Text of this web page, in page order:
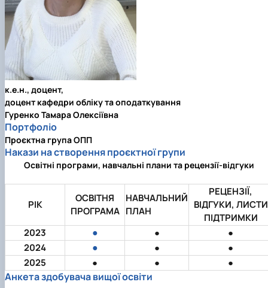
к.е.н., доцент,
доцент кафедри обліку та оподаткування
Гуренко Тамара Олексіївна
Портфоліо
Проєктна група ОПП
Накази на створення проєктної групи
Освітні програми, навчальні плани та рецензії-відгуки
РІК
ОСВІТНЯ
ПРОГРАМА
НАВЧАЛЬНИЙ
ПЛАН
РЕЦЕНЗІЇ,
ВІДГУКИ, ЛИСТИ
ПІДТРИМКИ
2023
● ●
●
2024
● ●
●
2025
● ● ●
Анкета здобувача вищої освіти